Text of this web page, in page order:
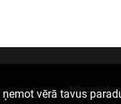
vērā tavus
Mēs